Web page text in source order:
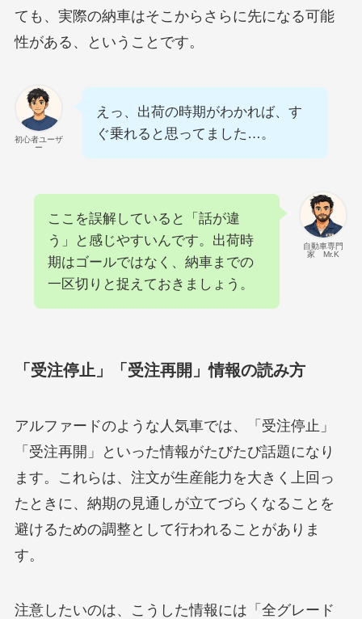
ても、実際の納車はそこからさらに先になる可能
性がある、ということです。
初心者ユーザ
ー
えっ、出荷の時期がわかれば、す
ぐ乗れると思ってました…。
自動車専門
家 Mr.K
ここを誤解していると「話が違
う」と感じやすいんです。出荷時
期はゴールではなく、納車までの
一区切りと捉えておきましょう。
「受注停止」「受注再開」情報の読み方
アルファードのような人気車では、「受注停止」
「受注再開」といった情報がたびたび話題になり
ます。これらは、注文が生産能力を大きく上回っ
たときに、納期の見通しが立てづらくなることを
避けるための調整として行われることがありま
す。
注意したいのは、こうした情報には「全グレード